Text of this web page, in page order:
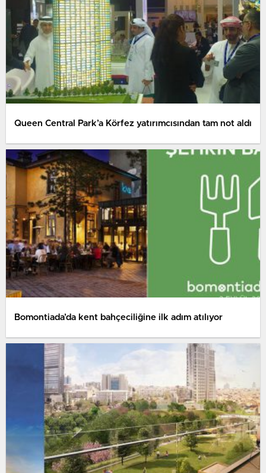
Queen Central Park’a Körfez yatırımcısından tam not aldı
Bomontiada’da kent bahçeciliğine ilk adım atılıyor